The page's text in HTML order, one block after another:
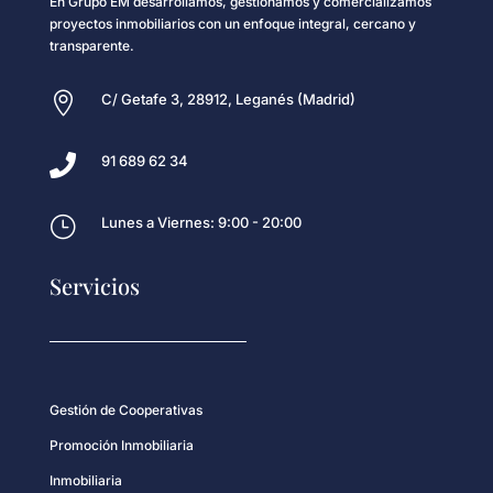
proyectos inmobiliarios con un enfoque integral, cercano y
transparente.
 C/ Getafe 3, 28912, Leganés (Madrid)
 91 689 62 34
} Lunes a Viernes: 9:00 - 20:00
Servicios
Gestión de Cooperativas
Promoción Inmobiliaria
Inmobiliaria